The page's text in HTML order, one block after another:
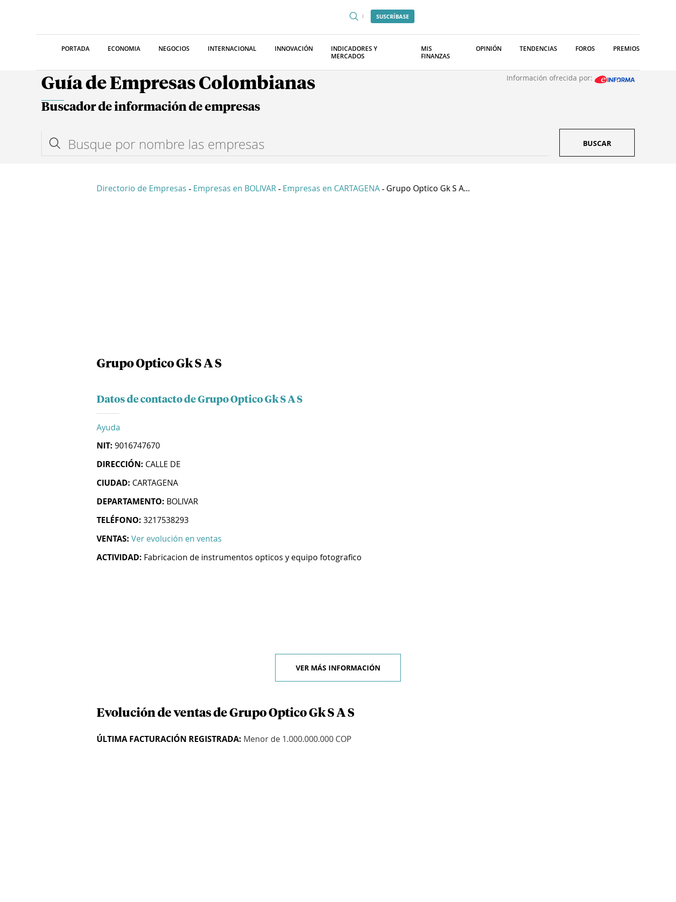
SUSCRÍBASE
PORTADA ECONOMIA NEGOCIOS INTERNACIONAL INNOVACIÓN
INDICADORES Y
MERCADOS
MIS
FINANZAS
OPINIÓN TENDENCIAS FOROS PREMIOS
Guía de Empresas Colombianas Información ofrecida por:
Buscador de información de empresas
BUSCAR
Directorio de Empresas - Empresas en BOLIVAR - Empresas en CARTAGENA - Grupo Optico Gk S A...
Grupo Optico Gk S A S
Datos de contacto de Grupo Optico Gk S A S
Ayuda
NIT: 9016747670
DIRECCIÓN: CALLE DE
CIUDAD: CARTAGENA
DEPARTAMENTO: BOLIVAR
TELÉFONO: 3217538293
VENTAS: Ver evolución en ventas
ACTIVIDAD: Fabricacion de instrumentos opticos y equipo fotografico
VER MÁS INFORMACIÓN
Evolución de ventas de Grupo Optico Gk S A S
ÚLTIMA FACTURACIÓN REGISTRADA: Menor de 1.000.000.000 COP